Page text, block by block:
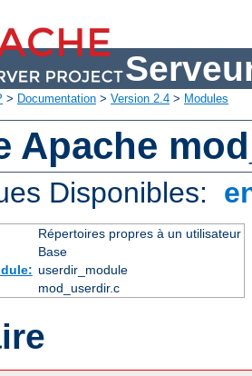
> Documentation > Version 2.4 > Modules
Apache
Disponibles:
Répertoires propres à un utilisateur
Base
userdir_module
mod_userdir.c